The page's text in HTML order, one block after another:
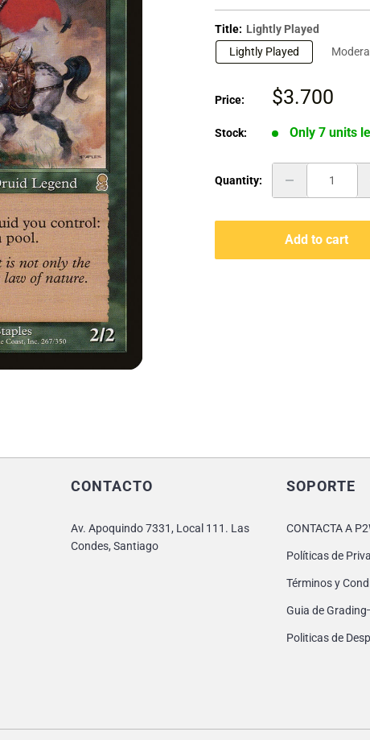
Title: Lightly Played
Lightly Played
Price:
Sale
$3.700
Stock: Only 7 units
Quantity:
Add to cart
CONTACTO
Av. Apoquindo 7331, Local 111. Las
Condes, Santiago
SOPORTE
CONTACTA A
Políticas de
Términos y
Guia de Grading
Politicas de